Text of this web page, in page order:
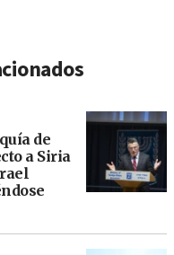
de
a Siria